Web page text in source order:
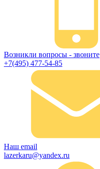
Возникли вопросы - звоните
+7(495) 477-54-85
Наш email
lazerkaru@yandex.ru